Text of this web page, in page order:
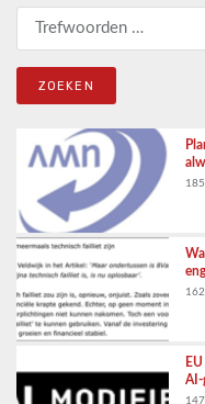
Zoeken naar:
AI-